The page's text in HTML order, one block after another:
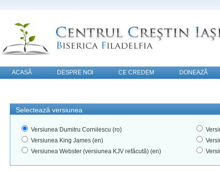
ACASĂ DESPRE NOI CE CREDEM
DONEAZĂ
Selectează versiunea
Versiunea Dumitru Cornilescu (ro)
Versiunea King James (en)
Versiunea Webster (versiunea KJV refăcută) (en)